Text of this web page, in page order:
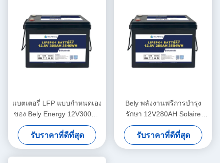
แบตเตอรี่ LFP แบบกำหนดเอง
ของ Bely Energy 12V300AH
Phosphate LFP Battery
PACK สำหรับ Solar Marine
RV
รับราคาที่ดีที่สุด
Bely พลังงานฟรีการบํารุง
รักษา 12V280AH Solaire
Lithium สําหรับรถไฟฟ้า
Camper Marine
รับราคาที่ดีที่สุด